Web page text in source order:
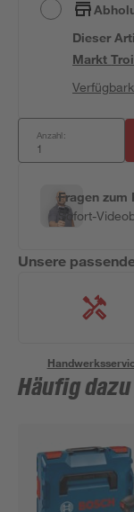
Dieser
Markt
Anzahl:
Fragen zum
Sofort-
Unsere
Häufig